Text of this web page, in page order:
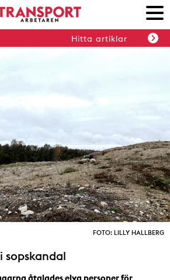
Hitta artiklar
FOTO: LILLY HALLBERG
sopskandal
åtalades elva personer för